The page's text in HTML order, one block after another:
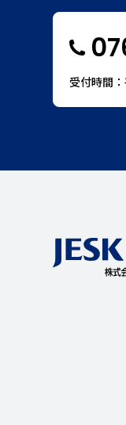
受付時間